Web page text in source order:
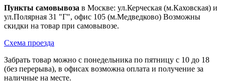
Пункты самовывоза в Москве: ул.Керческая (м.Каховская) и
ул.Полярная 31 "Г", офис 105 (м.Медведково) Возможны
скидки на товар при самовывозе.
Схема проезда
Забрать товар можно с понедельника по пятницу с 10 до 18
(без перерыва), в офисах возможна оплата и получение за
наличные на месте.